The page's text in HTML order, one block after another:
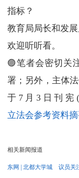
指标？
教育局局长和发展
欢迎听听看。
🟣笔者会密切关
署；另外，主体
于7月3日刊
立法会参考资料
相关新闻报道
东网 | 北都大学城 议员关
高温天气